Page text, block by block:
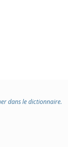
dans le dictionnaire.